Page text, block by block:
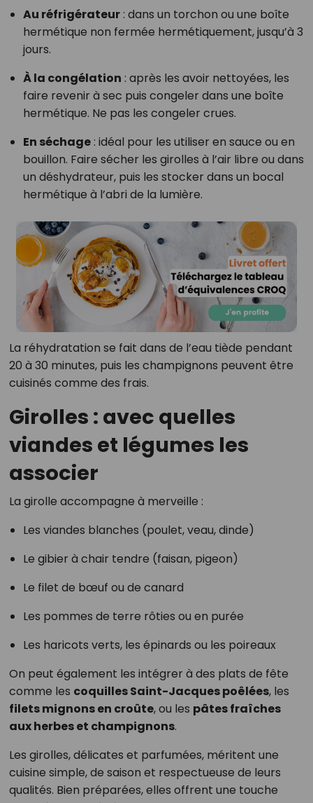
Au réfrigérateur: dans un torchon ou une boîte
hermétique non fermée hermétiquement, jusqu’à 3
jours.
À la congélation : après les avoir nettoyées, les
faire revenir à sec puis congeler dans une boîte
hermétique. Ne pas les congeler crues.
En séchage: idéal pour les utiliser en sauce ou en
bouillon. Faire sécher les girolles à l’air libre ou dans
un déshydrateur, puis les stocker dans un bocal
hermétique à l’abri de la lumière.
La réhydratation se fait dans de l’eau tiède pendant
20 à 30 minutes, puis les champignons peuvent être
cuisinés comme des frais.
Girolles : avec quelles
viandes et légumes les
associer
La girolle accompagne à merveille :
Les viandes blanches (poulet, veau, dinde)
Le gibier à chair tendre (faisan, pigeon)
Le filet de bœuf ou de canard
Les pommes de terre rôties ou en purée
Les haricots verts, les épinards ou les poireaux
On peut également les intégrer à des plats de fête
comme les coquilles Saint-Jacques poêlées, les
filets mignons en croûte, ou les pâtes fraîches
aux herbes et champignons.
Les girolles, délicates et parfumées, méritent une
cuisine simple, de saison et respectueuse de leurs
qualités. Bien préparées, elles offrent une touche